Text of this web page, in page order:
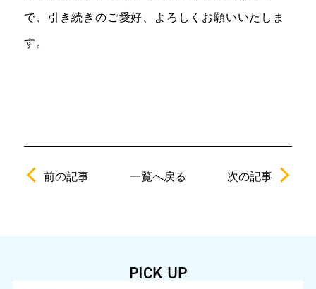
で、引き続きのご愛好、よろしくお願いいたしま
す。
前の記事 一覧へ戻る 次の記事
PICK UP